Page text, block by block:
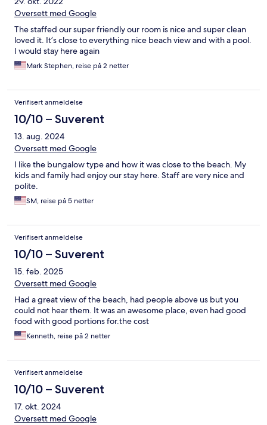
Oversett med Google
The staffed our super friendly our room is nice and super clean
loved it. It’s close to everything nice beach view and with a pool.
I would stay here again
Mark Stephen, reise på 2 netter
Verifisert anmeldelse
10/10 – Suverent
13. aug. 2024
Oversett med Google
I like the bungalow type and how it was close to the beach. My
kids and family had enjoy our stay here. Staff are very nice and
polite.
SM, reise på 5 netter
Verifisert anmeldelse
10/10 – Suverent
15. feb. 2025
Oversett med Google
Had a great view of the beach, had people above us but you
could not hear them. It was an awesome place, even had good
food with good portions for.the cost
Kenneth, reise på 2 netter
Verifisert anmeldelse
10/10 – Suverent
17. okt. 2024
Oversett med Google